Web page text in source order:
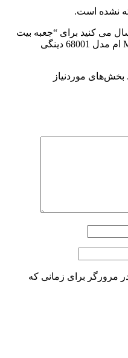
نشده است.
می کنید برای “جعبه بیت
40 پارچه آلن ستاره، شش گوش و M ام مدل 68001 دینگی
بخش‌های موردنیاز
مرورگر برای زمانی که